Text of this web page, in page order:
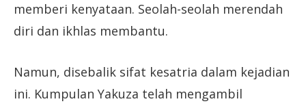
memberi kenyataan. Seolah-seolah merendah
diri dan ikhlas membantu.
Namun, disebalik sifat kesatria dalam kejadian
ini. Kumpulan Yakuza telah mengambil